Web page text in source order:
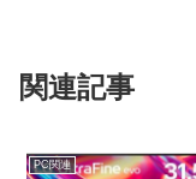
関連記事
PC関連